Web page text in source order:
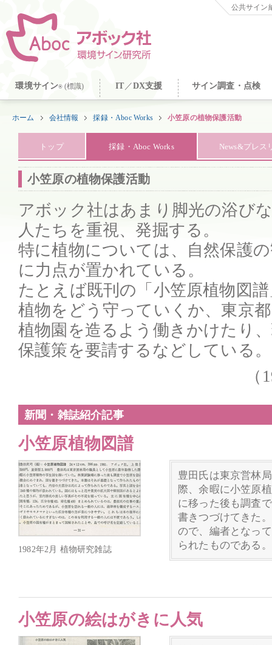
公共サイン
環境サイン® (標識) IT ／DX支援 サイン調査・点検
ホーム 会社情報 採録・Aboc Works 小笠原の植物保護活動
トップ 採録・Aboc Works News&プレス
小笠原の植物保護活動
アボック社はあまり脚光の浴び
人たちを重視、発掘する。
特に植物については、自然保護
に力点が置かれている。
たとえば既刊の「小笠原植物図
植物をどう守っていくか、東京
植物園を造るよう働きかけたり
保護策を要請するなどしている。
新聞・雑誌紹介記事
小笠原植物図譜
1982年2月 植物研究雑誌
豊田氏は東京営林
際、余暇に小笠原
に移った後も調査
書きつづけてきた
ので、編者となっ
られたものである。
小笠原の絵はがきに人気